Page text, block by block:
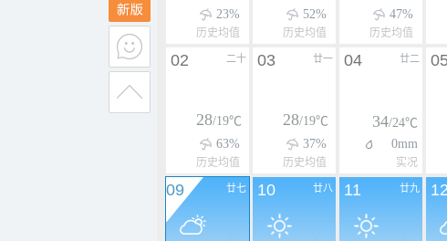
23%
历史均值
52%
历史均值
47%
历史均值
二十
02
28/19℃
63%
历史均值
廿一
03
28/19℃
37%
历史均值
廿二
04
34/24℃
0mm
实况
廿七
09 廿八
10 廿九
11